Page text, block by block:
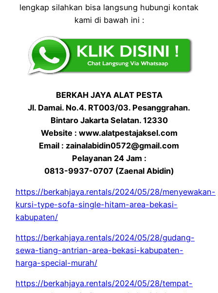
lengkap silahkan bisa langsung hubungi kontak
kami di bawah ini :
BERKAH JAYA ALAT PESTA
Jl. Damai. No.4. RT003/03. Pesanggrahan.
Bintaro Jakarta Selatan. 12330
Website : www.alatpestajaksel.com
Email : zainalabidin0572@gmail.com
Pelayanan 24 Jam :
0813-9937-0707 (Zaenal Abidin)
https://berkahjaya.rentals/2024/05/28/menyewakan-
kursi-type-sofa-single-hitam-area-bekasi-
kabupaten/
https://berkahjaya.rentals/2024/05/28/gudang-
sewa-tiang-antrian-area-bekasi-kabupaten-
harga-special-murah/
https://berkahjaya.rentals/2024/05/28/tempat-